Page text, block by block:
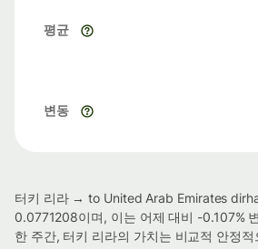
평균
변동
터키 리라 → to United Arab Emirates
0.0771208이며, 이는 어제 대비 -0.107%
한 주간, 터키 리라의 가치는 비교적 안정